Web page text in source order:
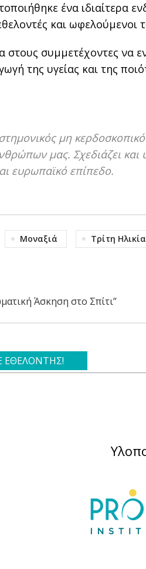
ένα ιδιαίτερα
και ωφελούμενοι
στους συμμετέχοντες να
της υγείας και της
μη
μας. Σχεδιάζει
ευρωπαϊκό επίπεδο.
Μοναξιά Τρίτη Ηλικία
Άσκηση στο Σπίτι”
ΕΘΕΛΟΝΤΗΣ!